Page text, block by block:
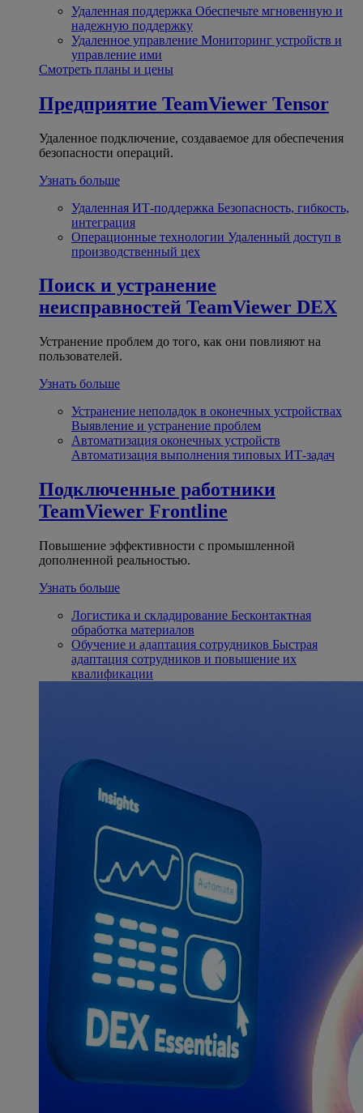
Удаленная поддержка Обеспечьте мгновенную и
надежную поддержку
Удаленное управление Мониторинг устройств и
управление ими
Смотреть планы и цены
Предприятие TeamViewer Tensor
Удаленное подключение, создаваемое для обеспечения
безопасности операций.
Узнать больше
Удаленная ИТ-поддержка Безопасность, гибкость,
интеграция
Операционные технологии Удаленный доступ в
производственный цех
Поиск и устранение
неисправностей TeamViewer DEX
Устранение проблем до того, как они повлияют на
пользователей.
Узнать больше
Устранение неполадок в оконечных устройствах
Выявление и устранение проблем
Автоматизация оконечных устройств
Автоматизация выполнения типовых ИТ-задач
Подключенные работники
TeamViewer Frontline
Повышение эффективности с промышленной
дополненной реальностью.
Узнать больше
Логистика и складирование Бесконтактная
обработка материалов
Обучение и адаптация сотрудников Быстрая
адаптация сотрудников и повышение их
квалификации